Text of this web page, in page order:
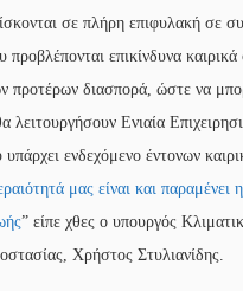
σε πλήρη επιφυλακή σε
προβλέπονται επικίνδυνα
προτέρων διασπορά, ώστε να
λειτουργήσουν Ενιαία
υπάρχει ενδεχόμενο έντονων
μας είναι και παραμένει
” είπε χθες ο υπουργός
Χρήστος Στυλιανίδης.